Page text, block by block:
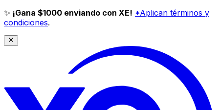
✨ ¡Gana $1000 enviando con XE! *Aplican términos y
condiciones.